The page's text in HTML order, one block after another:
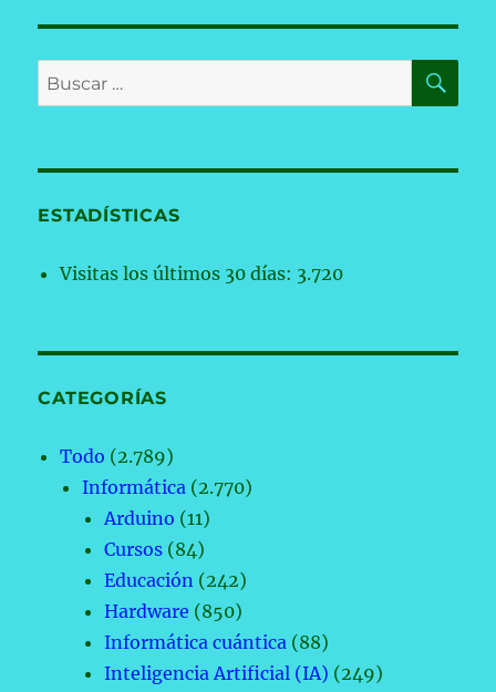
entradas
NA
Buscar
por:
ESTADÍSTICAS
Visitas los últimos 30 días: 3.720
CATEGORÍAS
Todo (2.789)
Informática (2.770)
Arduino (11)
Cursos (84)
Educación (242)
Hardware (850)
Informática cuántica (88)
Inteligencia Artificial (IA) (249)